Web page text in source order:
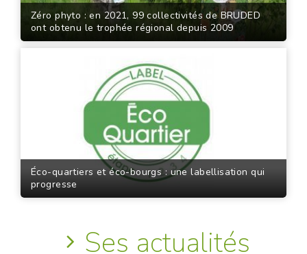
Zéro phyto : en 2021, 99 collectivités de BRUDED
ont obtenu le trophée régional depuis 2009
Éco-quartiers et éco-bourgs : une labellisation qui
progresse
Ses actualités